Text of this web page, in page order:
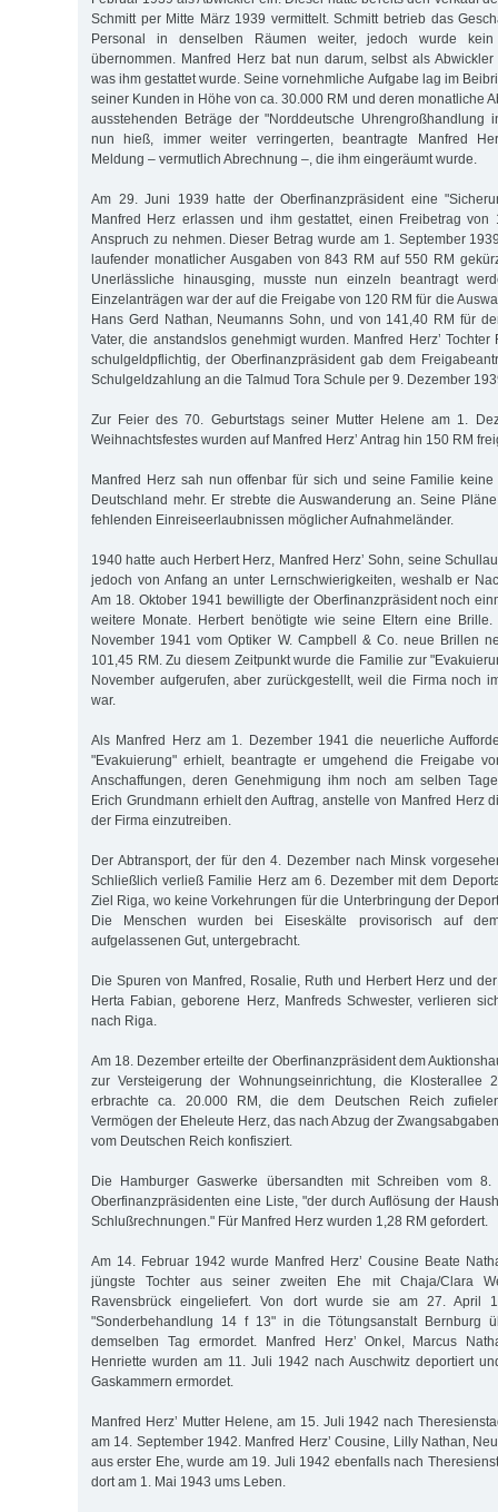
Schmitt per Mitte März 1939 vermittelt. Schmitt betrieb das
Personal in denselben Räumen weiter, jedoch wurde kein
übernommen. Manfred Herz bat nun darum, selbst als
was ihm gestattet wurde. Seine vornehmliche Aufgabe lag im
seiner Kunden in Höhe von ca. 30.000 RM und deren monatliche
ausstehenden Beträge der "Norddeutsche Uhrengroßhandlung
nun hieß, immer weiter verringerten, beantragte Manfred
Meldung – vermutlich Abrechnung –, die ihm eingeräumt wurde.
Am 29. Juni 1939 hatte der Oberfinanzpräsident eine
Manfred Herz erlassen und ihm gestattet, einen Freibetrag
Anspruch zu nehmen. Dieser Betrag wurde am 1. September
laufender monatlicher Ausgaben von 843 RM auf 550 RM
Unerlässliche hinausging, musste nun einzeln beantragt
Einzelanträgen war der auf die Freigabe von 120 RM für die
Hans Gerd Nathan, Neumanns Sohn, und von 141,40 RM für
Vater, die anstandslos genehmigt wurden. Manfred Herz’
schulgeldpflichtig, der Oberfinanzpräsident gab dem
Schulgeldzahlung an die Talmud Tora Schule per 9. Dezember
Zur Feier des 70. Geburtstags seiner Mutter Helene am 1.
Weihnachtsfestes wurden auf Manfred Herz’ Antrag hin 150 RM
Manfred Herz sah nun offenbar für sich und seine Familie keine
Deutschland mehr. Er strebte die Auswanderung an. Seine
fehlenden Einreiseerlaubnissen möglicher Aufnahmeländer.
1940 hatte auch Herbert Herz, Manfred Herz’ Sohn, seine
jedoch von Anfang an unter Lernschwierigkeiten, weshalb er
Am 18. Oktober 1941 bewilligte der Oberfinanzpräsident noch
weitere Monate. Herbert benötigte wie seine Eltern eine
November 1941 vom Optiker W. Campbell & Co. neue Brillen
101,45 RM. Zu diesem Zeitpunkt wurde die Familie zur
November aufgerufen, aber zurückgestellt, weil die Firma noch
war.
Als Manfred Herz am 1. Dezember 1941 die neuerliche
"Evakuierung" erhielt, beantragte er umgehend die Freigabe
Anschaffungen, deren Genehmigung ihm noch am selben
Erich Grundmann erhielt den Auftrag, anstelle von Manfred Herz
der Firma einzutreiben.
Der Abtransport, der für den 4. Dezember nach Minsk
Schließlich verließ Familie Herz am 6. Dezember mit dem
Ziel Riga, wo keine Vorkehrungen für die Unterbringung der
Die Menschen wurden bei Eiseskälte provisorisch auf
aufgelassenen Gut, untergebracht.
Die Spuren von Manfred, Rosalie, Ruth und Herbert Herz und
Herta Fabian, geborene Herz, Manfreds Schwester, verlieren
nach Riga.
Am 18. Dezember erteilte der Oberfinanzpräsident dem
zur Versteigerung der Wohnungseinrichtung, die Klosterallee
erbrachte ca. 20.000 RM, die dem Deutschen Reich
Vermögen der Eheleute Herz, das nach Abzug der
vom Deutschen Reich konfisziert.
Die Hamburger Gaswerke übersandten mit Schreiben vom
Oberfinanzpräsidenten eine Liste, "der durch Auflösung der
Schlußrechnungen." Für Manfred Herz wurden 1,28 RM gefordert.
Am 14. Februar 1942 wurde Manfred Herz’ Cousine Beate
jüngste Tochter aus seiner zweiten Ehe mit Chaja/Clara
Ravensbrück eingeliefert. Von dort wurde sie am 27. April
"Sonderbehandlung 14 f 13" in die Tötungsanstalt Bernburg
demselben Tag ermordet. Manfred Herz’ Onkel, Marcus
Henriette wurden am 11. Juli 1942 nach Auschwitz deportiert
Gaskammern ermordet.
Manfred Herz’ Mutter Helene, am 15. Juli 1942 nach
am 14. September 1942. Manfred Herz’ Cousine, Lilly Nathan,
aus erster Ehe, wurde am 19. Juli 1942 ebenfalls nach
dort am 1. Mai 1943 ums Leben.